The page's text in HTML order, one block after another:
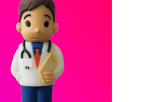
فلش مموری عروسکی -- کد B8